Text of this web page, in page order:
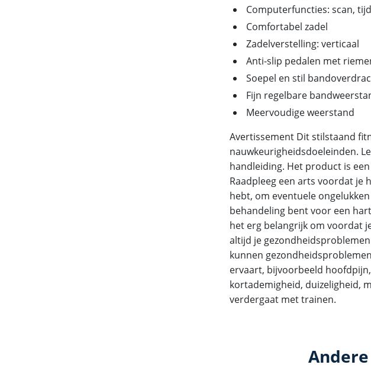
Computerfuncties: scan,
Comfortabel zadel
Zadelverstelling: verticaal
Anti-slip pedalen met
Soepel en stil
Fijn regelbare
Meervoudige weerstand
Avertissement Dit stilstaand
nauwkeurigheidsdoeleinden.
handleiding. Het product is
Raadpleeg een arts voordat je
hebt, om eventuele
behandeling bent voor een
het erg belangrijk om voordat
altijd je
kunnen
ervaart, bijvoorbeeld
kortademigheid, duizeligheid,
verdergaat met trainen.